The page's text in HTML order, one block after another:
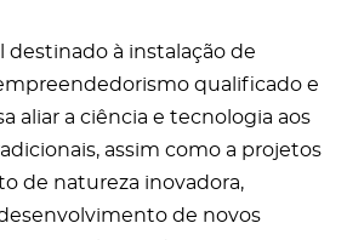
destinado à instalação de
qualificado e
aliar a ciência e tecnologia aos
assim como a projetos
de natureza inovadora,
de novos